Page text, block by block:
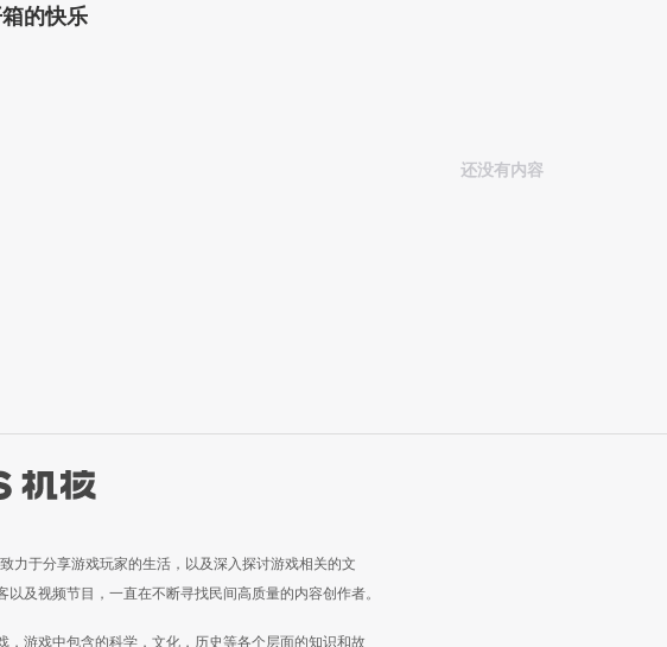
的快乐
还没有内容
力于分享游戏玩家的生活，以及深入探讨游戏相关的文
及视频节目，一直在不断寻找民间高质量的内容创作者。
，游戏中包含的科学，文化，历史等各个层面的知识和故